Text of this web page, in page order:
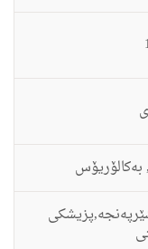
بەكالۆریۆس